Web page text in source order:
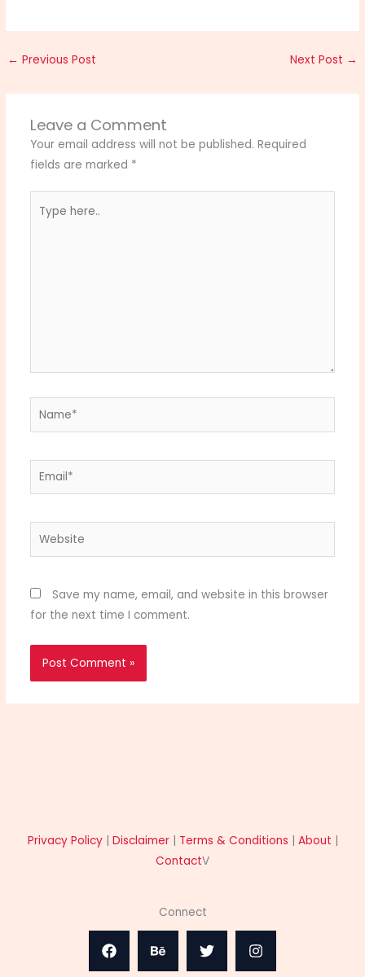
← Previous Post Next Post →
Leave a Comment
Your email address will not be published. Required
fields are marked *
here..
Name*
Email*
Website
Save my name, email, and website in this browser
for the next time I comment.
Privacy Policy| Disclaimer| Terms & Conditions | About |
ContactV
Connect